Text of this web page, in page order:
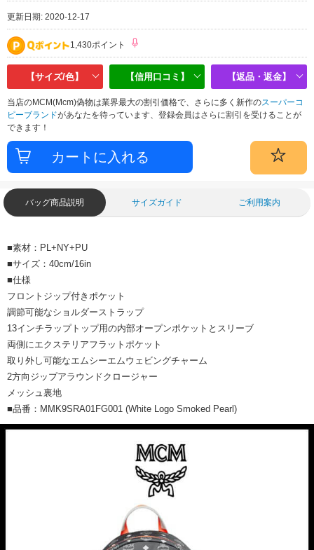
更新日期: 2020-12-17
1,430ポイント
【サイズ/色】 【信用口コミ】 【返品・返金】
当店のMCM(Mcm)偽物は業界最大の割引価格で、さらに多く新作のスーパーコ
ピーブランドがあなたを待っています、登録会員はさらに割引を受けることが
できます！
バッグ商品説明 サイズガイド ご利用案内
■素材：PL+NY+PU
■サイズ：40cm/16in
■仕様
フロントジップ付きポケット
調節可能なショルダーストラップ
13インチラップトップ用の内部オープンポケットとスリーブ
両側にエクステリアフラットポケット
取り外し可能なエムシーエムウェビングチャーム
2方向ジップアラウンドクロージャー
メッシュ裏地
■品番：MMK9SRA01FG001 (White Logo Smoked Pearl)